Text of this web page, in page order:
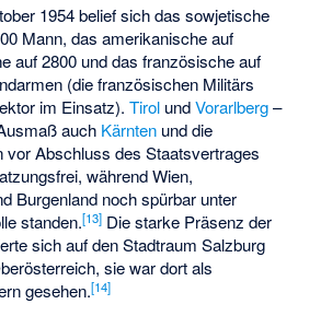
1954 belief sich das sowjetische
Mann, das amerikanische auf
auf 2800 und das französische auf
(die französischen Militärs
im Einsatz).Tirol undVorarlberg–
auch Kärnten und die
vor Abschluss des Staatsvertrages
während Wien,
Burgenland noch spürbar unter
standen.[13] Die starke Präsenz der
sich auf den Stadtraum Salzburg
sie war dort als
gesehen.[14]